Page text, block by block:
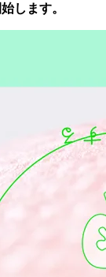
します。